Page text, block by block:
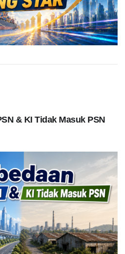
& KI Tidak Masuk PSN